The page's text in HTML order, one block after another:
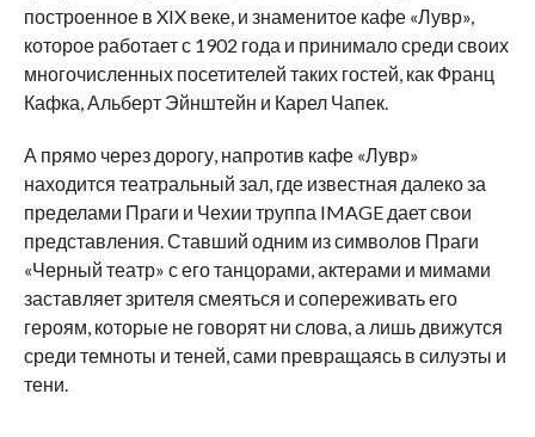
построенное в XIX веке, и знаменитое кафе «Лувр»,
которое работает с 1902 года и принимало среди своих
многочисленных посетителей таких гостей, как Франц
Кафка, Альберт Эйнштейн и Карел Чапек.
А прямо через дорогу, напротив кафе «Лувр»
находится театральный зал, где известная далеко за
пределами Праги и Чехии труппа IMAGE дает свои
представления. Ставший одним из символов Праги
«Черный театр» с его танцорами, актерами и мимами
заставляет зрителя смеяться и сопереживать его
героям, которые не говорят ни слова, а лишь движутся
среди темноты и теней, сами превращаясь в силуэты и
тени.